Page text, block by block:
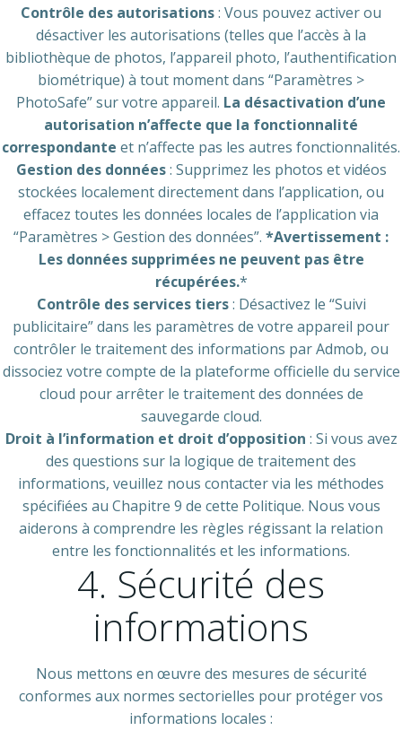
Contrôle des autorisations: Vous pouvez activer ou
désactiver les autorisations (telles que l’accès à la
bibliothèque de photos, l’appareil photo, l’authentification
biométrique) à tout moment dans “Paramètres >
PhotoSafe” sur votre appareil. La désactivation d’une
autorisation n’affecte que la fonctionnalité
correspondante et n’affecte pas les autres fonctionnalités.
Gestion des données: Supprimez les photos et vidéos
stockées localement directement dans l’application, ou
effacez toutes les données locales de l’application via
“Paramètres > Gestion des données”. *Avertissement :
Les données supprimées ne peuvent pas être
récupérées.*
Contrôle des services tiers: Désactivez le “Suivi
publicitaire” dans les paramètres de votre appareil pour
contrôler le traitement des informations par Admob, ou
dissociez votre compte de la plateforme officielle du service
cloud pour arrêter le traitement des données de
sauvegarde cloud.
Droit à l’information et droit d’opposition : Si vous avez
des questions sur la logique de traitement des
informations, veuillez nous contacter via les méthodes
spécifiées au Chapitre 9 de cette Politique. Nous vous
aiderons à comprendre les règles régissant la relation
entre les fonctionnalités et les informations.
4. Sécurité des
informations
Nous mettons en œuvre des mesures de sécurité
conformes aux normes sectorielles pour protéger vos
informations locales :